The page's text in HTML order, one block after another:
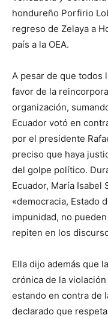
hondureño Porfirio
regreso de Zelaya a
país a la OEA.
A pesar de que todos
favor de la
organización,
Ecuador votó en
por el presidente
preciso que haya
del golpe político.
Ecuador, María Isabel
«democracia, Estado
impunidad, no
repiten en los
Ella dijo además que
crónica de la violación
estando en contra de
declarado que